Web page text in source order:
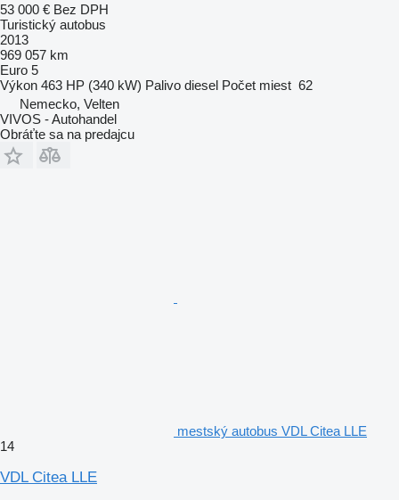
53 000 € Bez DPH
Turistický autobus
2013
969 057 km
Euro 5
Výkon 463 HP (340 kW) Palivo diesel Počet miest 62
Nemecko, Velten
VIVOS - Autohandel
Obráťte sa na predajcu
mestský autobus VDL Citea LLE
14
VDL Citea LLE